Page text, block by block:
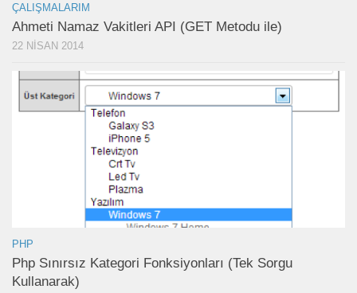
ÇALIŞMALARIM
Ahmeti Namaz Vakitleri API (GET Metodu ile)
22 NISAN 2014
PHP
Php Sınırsız Kategori Fonksiyonları (Tek Sorgu
Kullanarak)